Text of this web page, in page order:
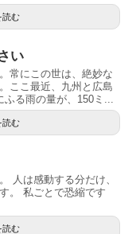
読む
い
常にこの世は、絶妙な
ここ最近、九州と広島
ふる雨の量が、150ミ...
読む
人は感動する分だけ、
。 私ごとで恐縮です
読む